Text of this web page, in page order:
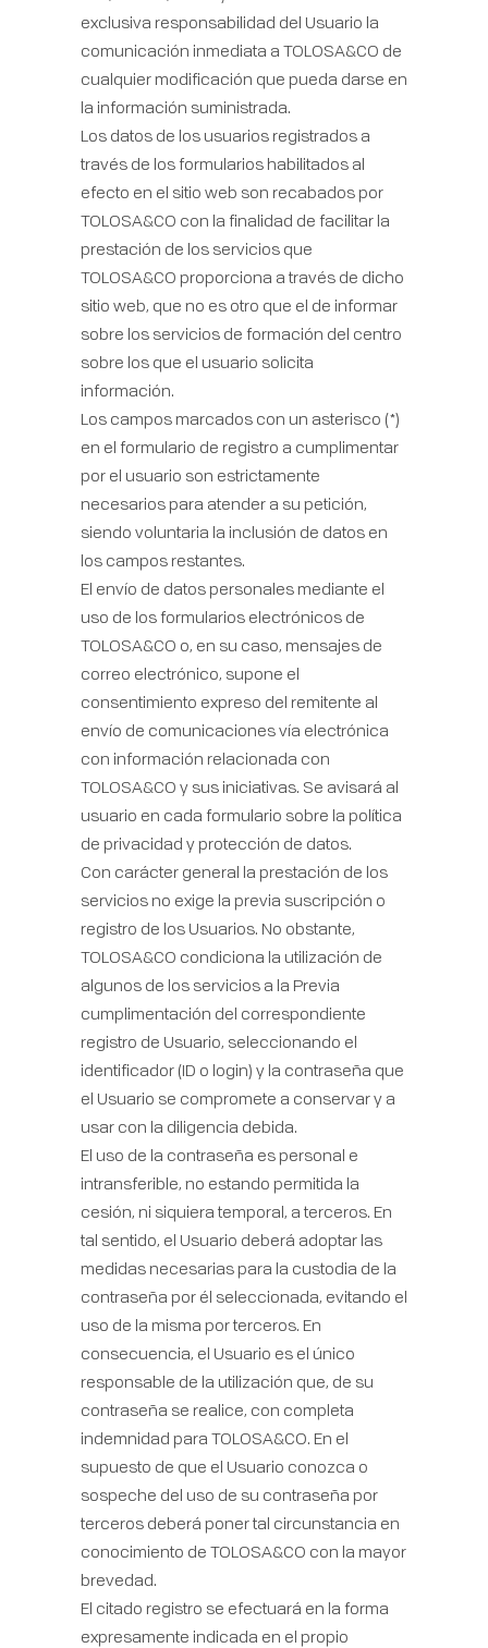
exclusiva responsabilidad del Usuario la
comunicación inmediata a TOLOSA&CO de
cualquier modificación que pueda darse en
la información suministrada.
Los datos de los usuarios registrados a
través de los formularios habilitados al
efecto en el sitio web son recabados por
TOLOSA&CO con la finalidad de facilitar la
prestación de los servicios que
TOLOSA&CO proporciona a través de dicho
sitio web, que no es otro que el de informar
sobre los servicios de formación del centro
sobre los que el usuario solicita
información.
Los campos marcados con un asterisco (*)
en el formulario de registro a cumplimentar
por el usuario son estrictamente
necesarios para atender a su petición,
siendo voluntaria la inclusión de datos en
los campos restantes.
El envío de datos personales mediante el
uso de los formularios electrónicos de
TOLOSA&CO o, en su caso, mensajes de
correo electrónico, supone el
consentimiento expreso del remitente al
envío de comunicaciones vía electrónica
con información relacionada con
TOLOSA&CO y sus iniciativas. Se avisará al
usuario en cada formulario sobre la política
de privacidad y protección de datos.
Con carácter general la prestación de los
servicios no exige la previa suscripción o
registro de los Usuarios. No obstante,
TOLOSA&CO condiciona la utilización de
algunos de los servicios a la Previa
cumplimentación del correspondiente
registro de Usuario, seleccionando el
identificador (ID o login) y la contraseña que
el Usuario se compromete a conservar y a
usar con la diligencia debida.
El uso de la contraseña es personal e
intransferible, no estando permitida la
cesión, ni siquiera temporal, a terceros. En
tal sentido, el Usuario deberá adoptar las
medidas necesarias para la custodia de la
contraseña por él seleccionada, evitando el
uso de la misma por terceros. En
consecuencia, el Usuario es el único
responsable de la utilización que, de su
contraseña se realice, con completa
indemnidad para TOLOSA&CO. En el
supuesto de que el Usuario conozca o
sospeche del uso de su contraseña por
terceros deberá poner tal circunstancia en
conocimiento de TOLOSA&CO con la mayor
brevedad.
El citado registro se efectuará en la forma
expresamente indicada en el propio